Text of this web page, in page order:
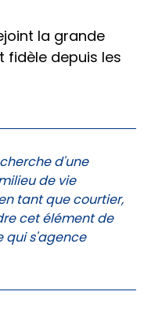
la grande
fidèle depuis les
d'une
de vie
tant que courtier,
cet élément de
qui s'agence